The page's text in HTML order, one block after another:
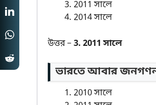
2011 সালে
2014 সালে
উত্তর – 3. 2011 সালে
ভারতে আবার
2010 সালে